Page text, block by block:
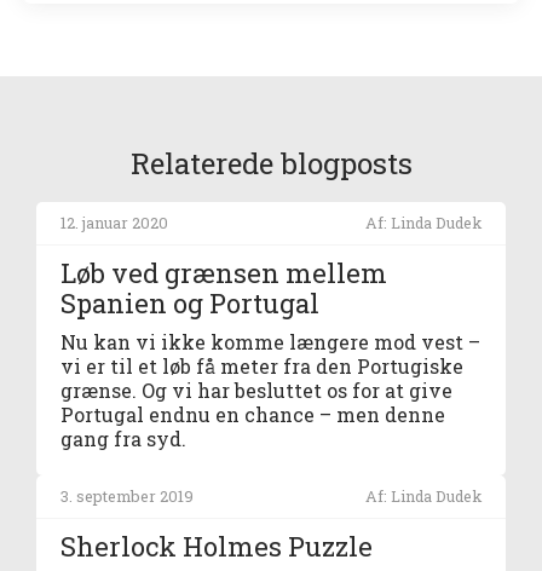
Relaterede blogposts
12. januar 2020 Af: Linda Dudek
Løb ved grænsen mellem
Spanien og Portugal
Nu kan vi ikke komme længere mod vest –
vi er til et løb få meter fra den Portugiske
grænse. Og vi har besluttet os for at give
Portugal endnu en chance – men denne
gang fra syd.
3. september 2019 Af: Linda Dudek
Sherlock Holmes Puzzle